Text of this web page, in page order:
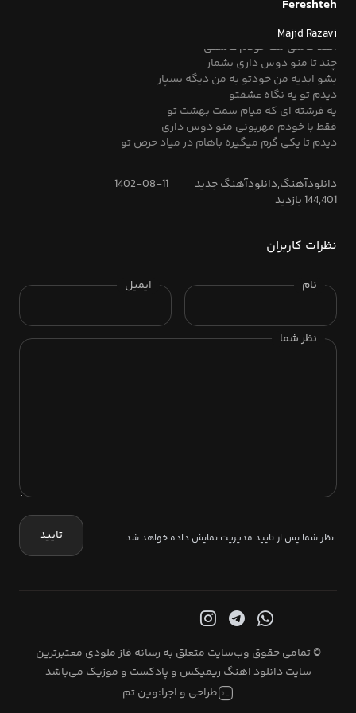
Fereshteh
Majid Razavi
اصن نمیاد به چشم عیبات
انقد کاملی مث خودم عاشقی‌
چند تا منو دوس داری بشمار
بشو ابدیه من خودتو به من دیگه بسپار
دیدم تو یه نگاه عشقتو
یه فرشته ای که میام سمت بهشت تو
فقط با خودم مهربونی منو دوس داری
دیدم تا یکی گرم میگیره باهام در میاد حرص تو
دانلودآهنگ,دانلودآهنگ جدید
1402-08-11
144,401 بازدید
نظرات کاربران
نام ایمیل
نظر شما
نظر شما پس از تایید مدیریت نمایش داده خواهد شد تایید
© تمامی حقوق وب‌سایت متعلق به رسانه فاز ملودی معتبرترین
سایت دانلود اهنگ ریمیکس و پادکست و موزیک می‌باشد
طراحی و اجرا:وین تم